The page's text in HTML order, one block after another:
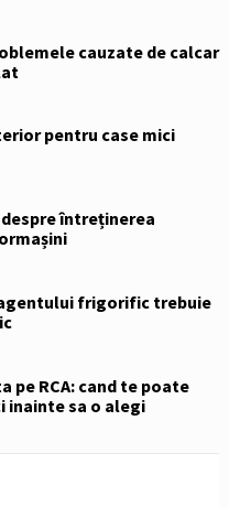
cauzate de calcar
pentru case mici
întreținerea
frigorific trebuie
pe RCA: cand te poate
inainte sa o alegi